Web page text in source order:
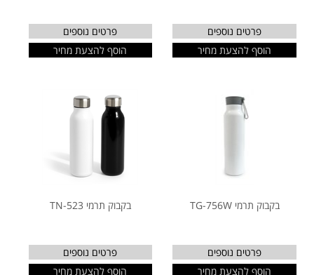
פרטים נוספים
הוסף להצעת מחיר
פרטים נוספים
הוסף להצעת מחיר
בקבוק תרמי TG-756W
פרטים נוספים
הוסף להצעת מחיר
בקבוק תרמי TN-523
פרטים נוספים
הוסף להצעת מחיר